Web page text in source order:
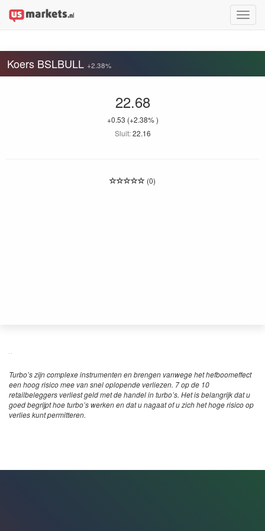
Toggle
Koers BSLBULL +2.38%
22.68
+0.53 (+2.38% )
Sluit:22.16
(0)
Turbo’s zijn complexe instrumenten en brengen vanwege het hefboomeffect
een hoog risico mee van snel oplopende verliezen. 7 op de 10
retailbeleggers verliest geld met de handel in turbo’s. Het is belangrijk dat u
goed begrijpt hoe turbo’s werken en dat u nagaat of u zich het hoge risico op
verlies kunt permitteren.